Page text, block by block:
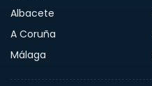
Albacete
A Coruña
Málaga